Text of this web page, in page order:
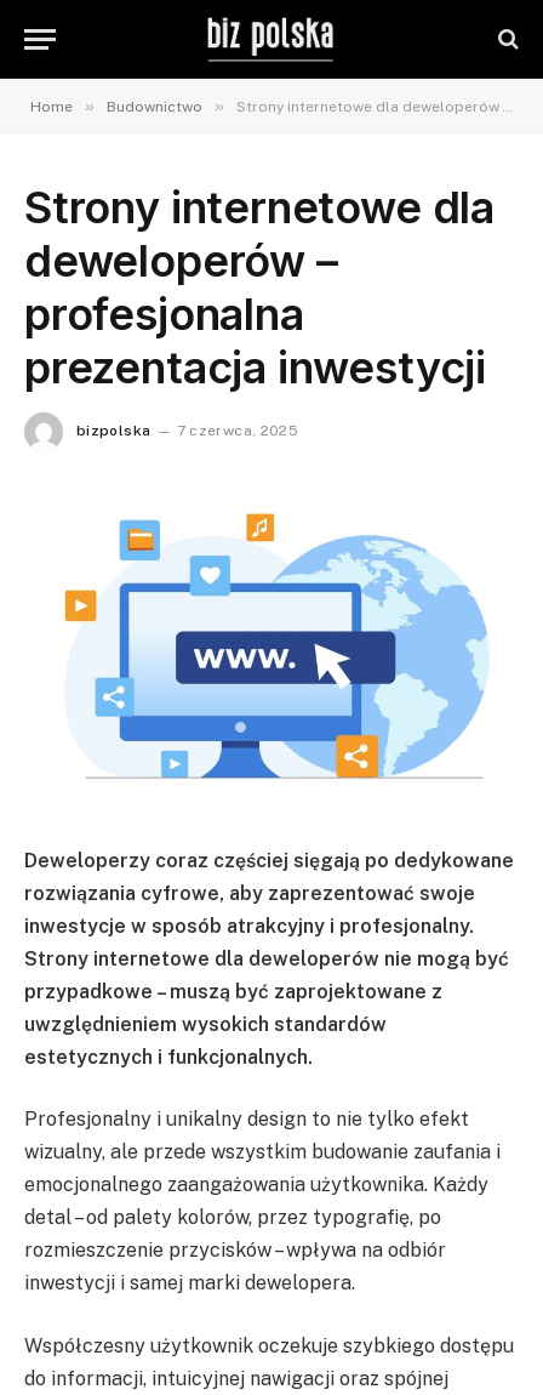
Home » Budownictwo » Strony internetowe dla deweloperów – profesjonalna prezentacja inwestycji
Strony internetowe dla
deweloperów –
profesjonalna
prezentacja inwestycji
bizpolska 7 czerwca, 2025
Deweloperzy coraz częściej sięgają po dedykowane
rozwiązania cyfrowe, aby zaprezentować swoje
inwestycje w sposób atrakcyjny i profesjonalny.
Strony internetowe dla deweloperów nie mogą być
przypadkowe – muszą być zaprojektowane z
uwzględnieniem wysokich standardów
estetycznych i funkcjonalnych.
Profesjonalny i unikalny design to nie tylko efekt
wizualny, ale przede wszystkim budowanie zaufania i
emocjonalnego zaangażowania użytkownika. Każdy
detal – od palety kolorów, przez typografię, po
rozmieszczenie przycisków – wpływa na odbiór
inwestycji i samej marki dewelopera.
Współczesny użytkownik oczekuje szybkiego dostępu
do informacji, intuicyjnej nawigacji oraz spójnej